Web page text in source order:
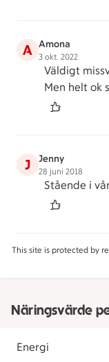
A Amona
3 okt. 2022
Väldigt
Men helt ok
J Jenny
28 juni 2018
Stående i
This site is protected by
Näringsvärde
Energi